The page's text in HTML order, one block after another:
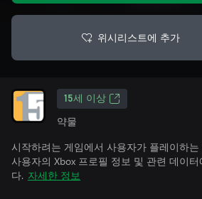
위시리스트에 추가
15세 이상
약물
시작하려는 게임에서 사용자가 플레이하
사용자의 Xbox 프로필 정보 및 관련 데이
다. 자세한 정보